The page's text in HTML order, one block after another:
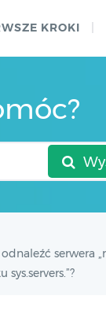
KROKI
serwera